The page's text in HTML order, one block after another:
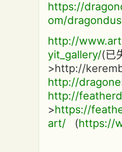
https://
om/
http://
yit_gallery/(已
>http://
http://
http://
>https://
art/ (https://